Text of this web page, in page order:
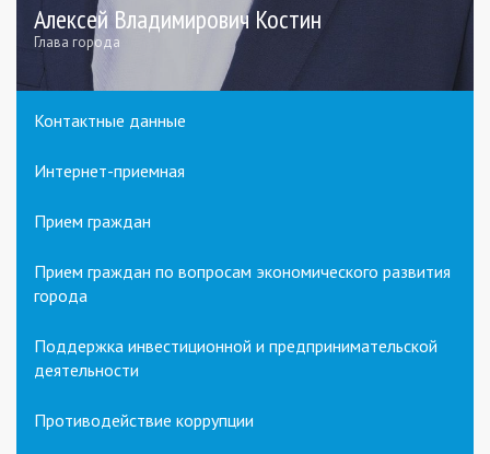
Алексей Владимирович Костин
Глава города
Контактные данные
Интернет-приемная
Прием граждан
Прием граждан по вопросам экономического развития
города
Поддержка инвестиционной и предпринимательской
деятельности
Противодействие коррупции